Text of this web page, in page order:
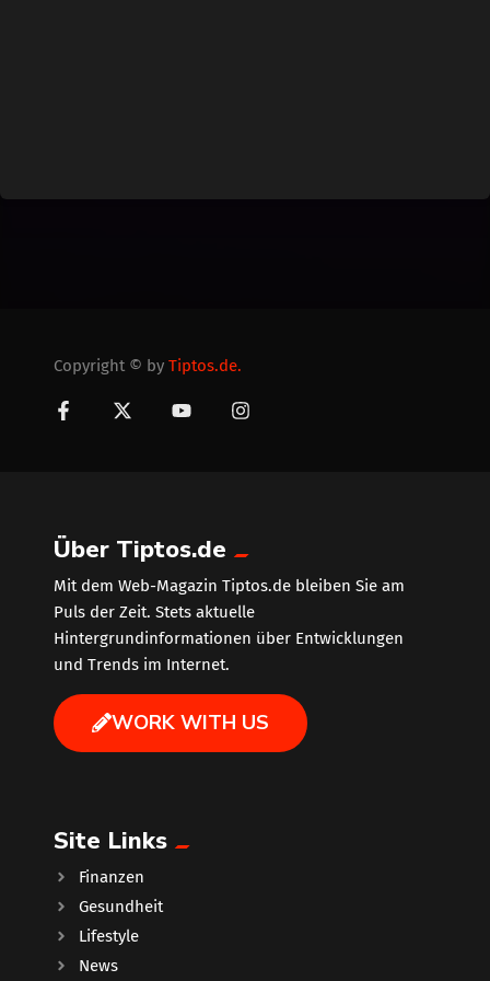
Copyright © by Tiptos.de.
Über Tiptos.de
Mit dem Web-Magazin Tiptos.de bleiben Sie am
Puls der Zeit. Stets aktuelle
Hintergrundinformationen über Entwicklungen
und Trends im Internet.
WORK WITH US
Site Links
Finanzen
Gesundheit
Lifestyle
News